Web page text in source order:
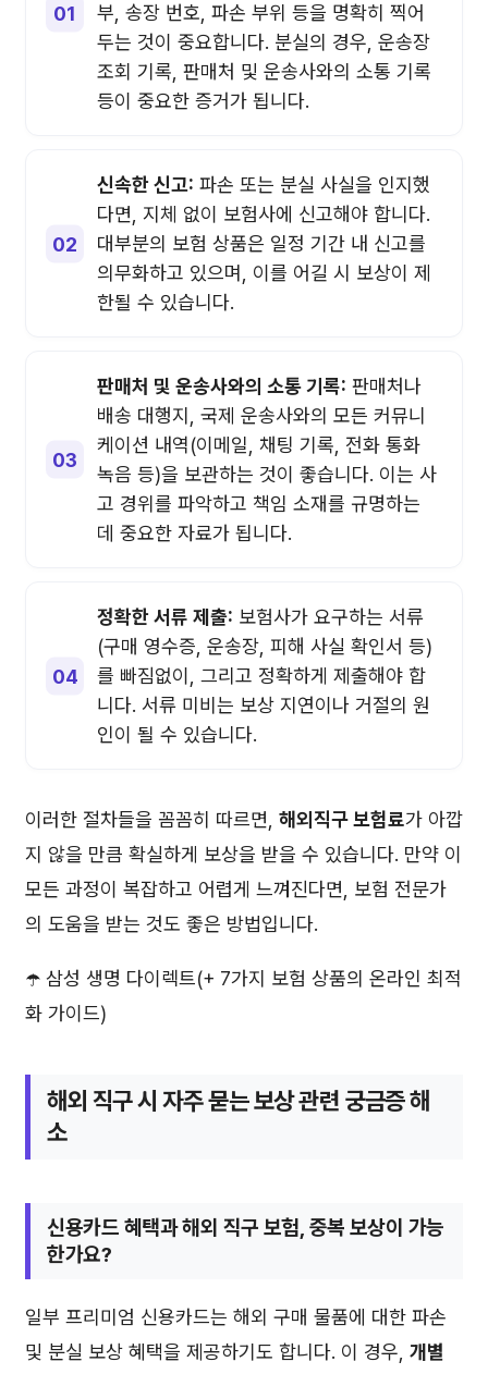
부, 송장 번호, 파손 부위 등을 명확히 찍어
두는 것이 중요합니다. 분실의 경우, 운송장
조회 기록, 판매처 및 운송사와의 소통 기록
등이 중요한 증거가 됩니다.
신속한 신고: 파손 또는 분실 사실을 인지했
다면, 지체 없이 보험사에 신고해야 합니다.
대부분의 보험 상품은 일정 기간 내 신고를
의무화하고 있으며, 이를 어길 시 보상이 제
한될 수 있습니다.
판매처 및 운송사와의 소통 기록: 판매처나
배송 대행지, 국제 운송사와의 모든 커뮤니
케이션 내역(이메일, 채팅 기록, 전화 통화
녹음 등)을 보관하는 것이 좋습니다. 이는 사
고 경위를 파악하고 책임 소재를 규명하는
데 중요한 자료가 됩니다.
정확한 서류 제출: 보험사가 요구하는 서류
(구매 영수증, 운송장, 피해 사실 확인서 등)
를 빠짐없이, 그리고 정확하게 제출해야 합
니다. 서류 미비는 보상 지연이나 거절의 원
인이 될 수 있습니다.
이러한 절차들을 꼼꼼히 따르면, 해외직구 보험료가 아깝
지 않을 만큼 확실하게 보상을 받을 수 있습니다. 만약 이
모든 과정이 복잡하고 어렵게 느껴진다면, 보험 전문가
의 도움을 받는 것도 좋은 방법입니다.
☂️ 삼성 생명 다이렉트(+ 7가지 보험 상품의 온라인 최적
화 가이드)
해외 직구 시 자주 묻는 보상 관련 궁금증 해
소
신용카드 혜택과 해외 직구 보험, 중복 보상이 가능
한가요?
일부 프리미엄 신용카드는 해외 구매 물품에 대한 파손
및 분실 보상 혜택을 제공하기도 합니다. 이 경우, 개별